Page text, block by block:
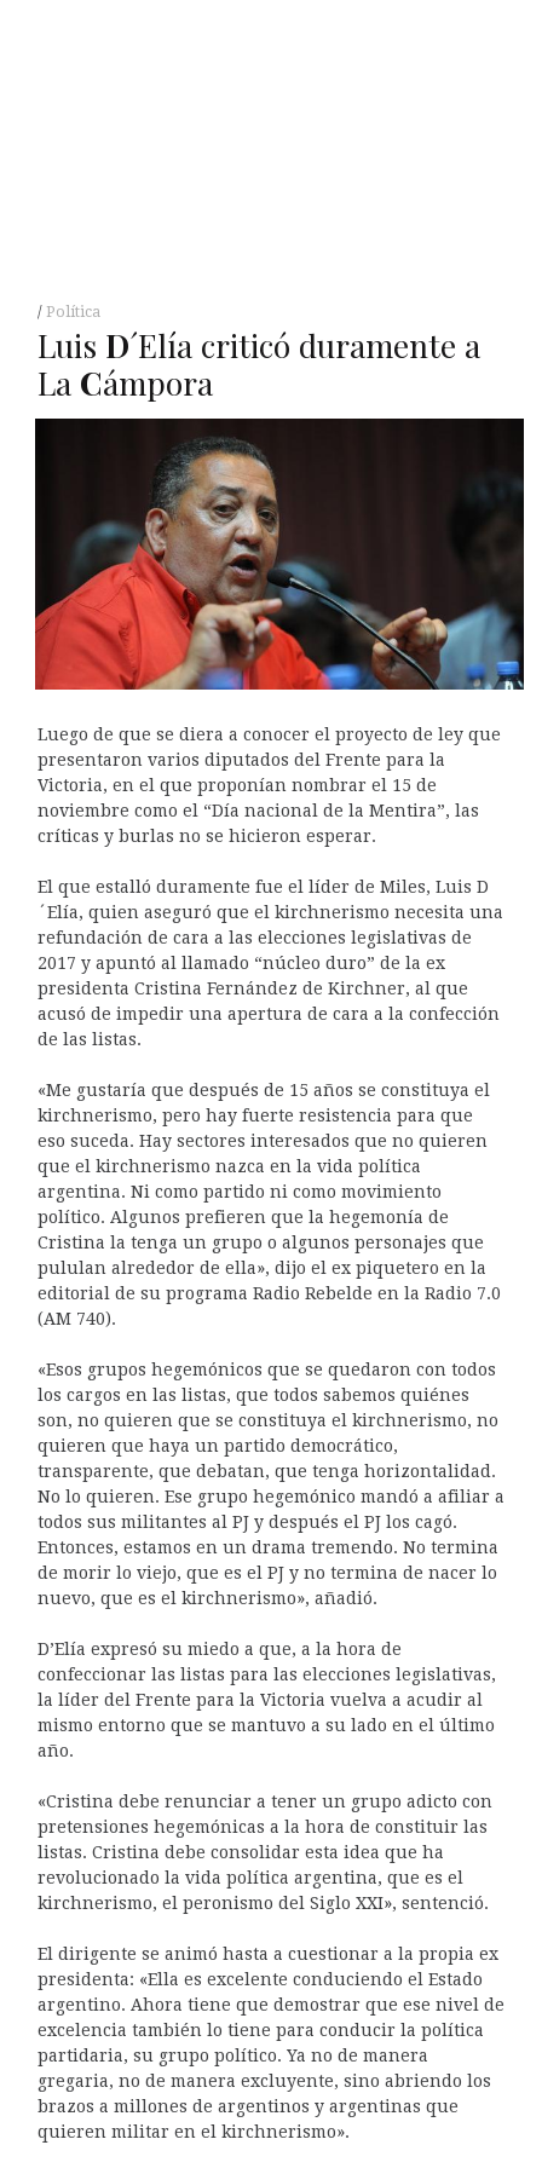
Política
Luis D´Elía criticó duramente a
La Cámpora
Luego de que se diera a conocer el proyecto de ley que
presentaron varios diputados del Frente para la
Victoria, en el que proponían nombrar el 15 de
noviembre como el “Día nacional de la Mentira”, las
críticas y burlas no se hicieron esperar.
El que estalló duramente fue el líder de Miles, Luis D
´Elía, quien aseguró que el kirchnerismo necesita una
refundación de cara a las elecciones legislativas de
2017 y apuntó al llamado “núcleo duro” de la ex
presidenta Cristina Fernández de Kirchner, al que
acusó de impedir una apertura de cara a la confección
de las listas.
«Me gustaría que después de 15 años se constituya el
kirchnerismo, pero hay fuerte resistencia para que
eso suceda. Hay sectores interesados que no quieren
que el kirchnerismo nazca en la vida política
argentina. Ni como partido ni como movimiento
político. Algunos prefieren que la hegemonía de
Cristina la tenga un grupo o algunos personajes que
pululan alrededor de ella», dijo el ex piquetero en la
editorial de su programa Radio Rebelde en la Radio 7.0
(AM 740).
«Esos grupos hegemónicos que se quedaron con todos
los cargos en las listas, que todos sabemos quiénes
son, no quieren que se constituya el kirchnerismo, no
quieren que haya un partido democrático,
transparente, que debatan, que tenga horizontalidad.
No lo quieren. Ese grupo hegemónico mandó a afiliar a
todos sus militantes al PJ y después el PJ los cagó.
Entonces, estamos en un drama tremendo. No termina
de morir lo viejo, que es el PJ y no termina de nacer lo
nuevo, que es el kirchnerismo», añadió.
D’Elía expresó su miedo a que, a la hora de
confeccionar las listas para las elecciones legislativas,
la líder del Frente para la Victoria vuelva a acudir al
mismo entorno que se mantuvo a su lado en el último
año.
«Cristina debe renunciar a tener un grupo adicto con
pretensiones hegemónicas a la hora de constituir las
listas. Cristina debe consolidar esta idea que ha
revolucionado la vida política argentina, que es el
kirchnerismo, el peronismo del Siglo XXI», sentenció.
El dirigente se animó hasta a cuestionar a la propia ex
presidenta: «Ella es excelente conduciendo el Estado
argentino. Ahora tiene que demostrar que ese nivel de
excelencia también lo tiene para conducir la política
partidaria, su grupo político. Ya no de manera
gregaria, no de manera excluyente, sino abriendo los
brazos a millones de argentinos y argentinas que
quieren militar en el kirchnerismo».